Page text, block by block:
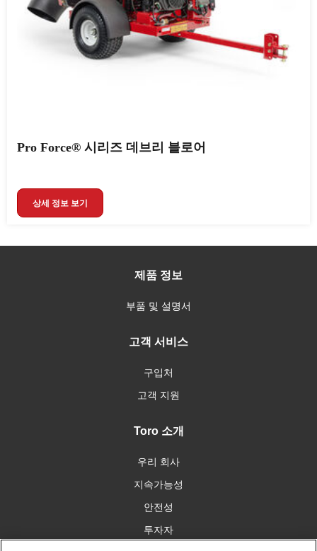
Pro Force® 시리즈 데브리 블로어
상세 정보 보기
제품 정보
부품 및 설명서
고객 서비스
구입처
고객 지원
Toro 소개
우리 회사
지속가능성
안전성
투자자